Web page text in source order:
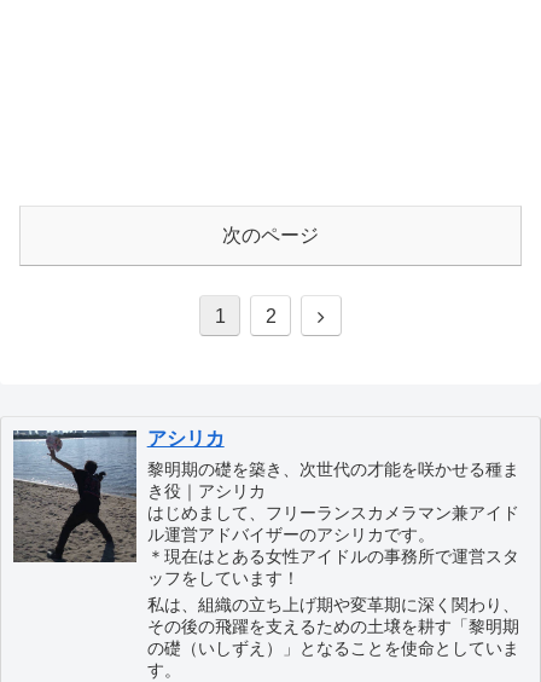
次のページ
1 2
アシリカ
黎明期の礎を築き、次世代の才能を咲かせる種ま
き役｜アシリカ
はじめまして、フリーランスカメラマン兼アイド
ル運営アドバイザーのアシリカです。
＊現在はとある女性アイドルの事務所で運営スタ
ッフをしています！
私は、組織の立ち上げ期や変革期に深く関わり、
その後の飛躍を支えるための土壌を耕す「黎明期
の礎（いしずえ）」となることを使命としていま
す。